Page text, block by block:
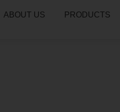
ABOUT US PRODUCTS